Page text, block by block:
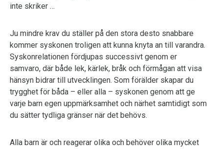
inte skriker …
Ju mindre krav du ställer på den stora desto snabbare
kommer syskonen troligen att kunna knyta an till varandra.
Syskonrelationen fördjupas successivt genom er
samvaro, där både lek, kärlek, bråk och förmågan att visa
hänsyn bidrar till utvecklingen. Som förälder skapar du
trygghet för båda – eller alla – syskonen genom att ge
varje barn egen uppmärksamhet och närhet samtidigt som
du sätter tydliga gränser när det behövs.
Alla barn är och reagerar olika och behöver olika mycket